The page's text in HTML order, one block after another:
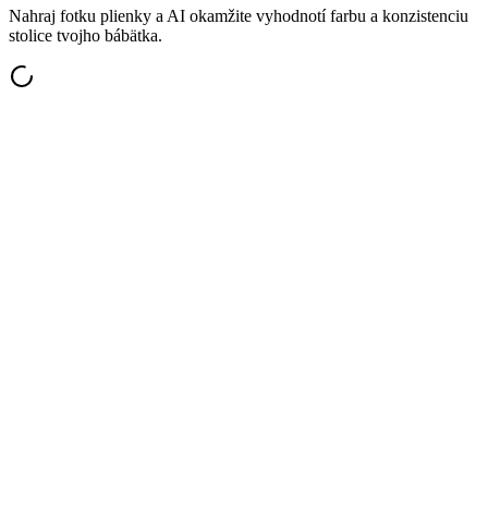
Nahraj fotku plienky a AI okamžite vyhodnotí farbu a konzistenciu
stolice tvojho bábätka.